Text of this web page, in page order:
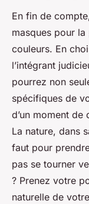
En fin de
masques pour
couleurs. En
l’intégrant
pourrez non
spécifiques de
d’un moment de
La nature, dans
faut pour
pas se tourner
? Prenez votre
naturelle de